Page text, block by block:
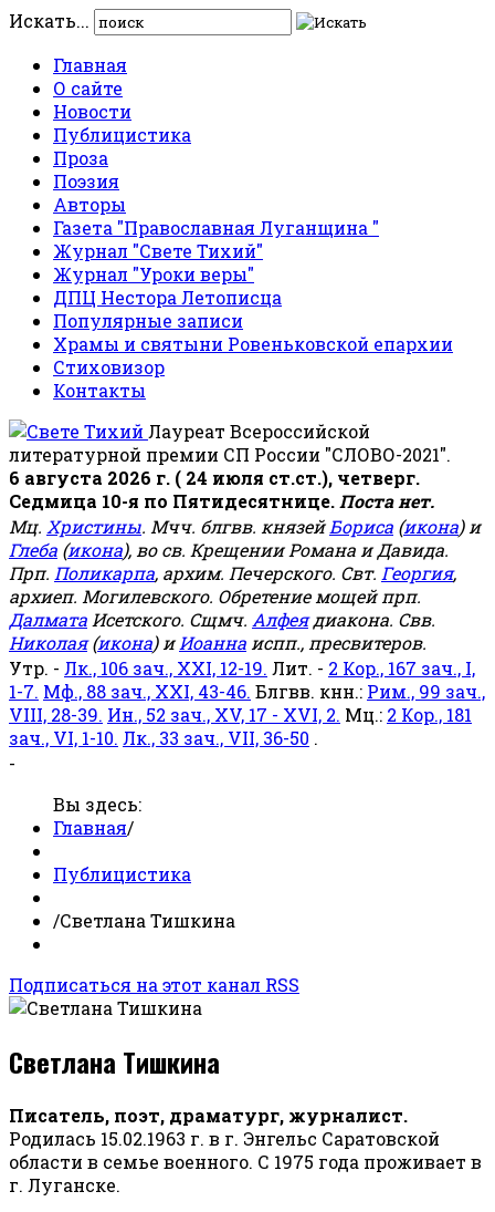
Искать...
Главная
О сайте
Новости
Публицистика
Проза
Поэзия
Авторы
Газета "Православная Луганщина "
Журнал "Свете Тихий"
Журнал "Уроки веры"
ДПЦ Нестора Летописца
Популярные записи
Храмы и святыни Ровеньковской епархии
Стиховизор
Контакты
Лауреат Всероссийской
литературной премии СП России "СЛОВО-2021".
6 августа 2026 г. ( 24 июля ст.ст.), четверг.
Седмица 10-я по Пятидесятнице. Поста нет.
Мц. Христины. Мчч. блгвв. князейБориса (икона) и
Глеба (икона), во св. Крещении Романа и Давида.
Прп. Поликарпа, архим. Печерского. Свт. Георгия,
архиеп. Могилевского. Обретение мощей прп.
Далмата Исетского. Сщмч. Алфеядиакона. Свв.
Николая(икона) иИоанна испп., пресвитеров.
Утр. - Лк., 106 зач., XXI, 12-19. Лит. - 2 Кор., 167 зач., I,
1-7. Мф., 88 зач., XXI, 43-46. Блгвв. кнн.: Рим., 99 зач.,
VIII, 28-39. Ин., 52 зач., XV, 17 - XVI, 2. Мц.: 2 Кор., 181
зач., VI, 1-10. Лк., 33 зач., VII, 36-50 .
-
Вы здесь:
Главная/
Публицистика
/Светлана Тишкина
Подписаться на этот канал RSS
Светлана Тишкина
Писатель, поэт, драматург, журналист.
Родилась 15.02.1963 г. в г. Энгельс Саратовской
области в семье военного. С 1975 года проживает в
г. Луганске.